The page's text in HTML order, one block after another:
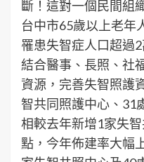
斷！這對一個民間組
台中市65歲以上老年
罹患失智症人口超過
結合醫事、長照、社
資源，完善失智照護
智共同照護中心、31
相較去年新增1家失
點，今年佈建率大幅